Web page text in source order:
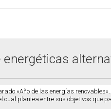
«Año de las energías
plantea entre sus objetivos que